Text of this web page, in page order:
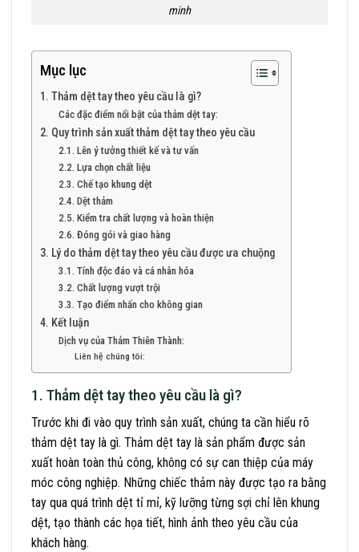
minh
Mục lục
1. Thảm dệt tay theo yêu cầu là gì?
Các đặc điểm nổi bật của thảm dệt tay:
2. Quy trình sản xuất thảm dệt tay theo yêu cầu
2.1. Lên ý tưởng thiết kế và tư vấn
2.2. Lựa chọn chất liệu
2.3. Chế tạo khung dệt
2.4. Dệt thảm
2.5. Kiểm tra chất lượng và hoàn thiện
2.6. Đóng gói và giao hàng
3. Lý do thảm dệt tay theo yêu cầu được ưa chuộng
3.1. Tính độc đáo và cá nhân hóa
3.2. Chất lượng vượt trội
3.3. Tạo điểm nhấn cho không gian
4. Kết luận
Dịch vụ của Thảm Thiên Thành:
Liên hệ chúng tôi:
1. Thảm dệt tay theo yêu cầu là gì?
Trước khi đi vào quy trình sản xuất, chúng ta cần hiểu rõ
thảm dệt tay là gì. Thảm dệt tay là sản phẩm được sản
xuất hoàn toàn thủ công, không có sự can thiệp của máy
móc công nghiệp. Những chiếc thảm này được tạo ra bằng
tay qua quá trình dệt tỉ mỉ, kỹ lưỡng từng sợi chỉ lên khung
dệt, tạo thành các họa tiết, hình ảnh theo yêu cầu của
khách hàng.